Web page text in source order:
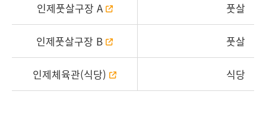
인제풋살구장 A 풋살
인제풋살구장 B 풋살
인제체육관(식당) 식당